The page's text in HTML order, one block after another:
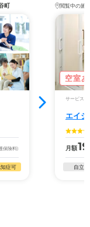
町
保険料)
症可
閲覧中の施
空室
サービス付
エイ
月額
自立